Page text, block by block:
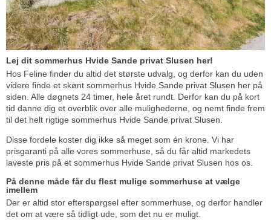
Lej dit sommerhus Hvide Sande privat Slusen her!
Hos Feline finder du altid det største udvalg, og derfor kan du uden
videre finde et skønt sommerhus Hvide Sande privat Slusen her på
siden. Alle døgnets 24 timer, hele året rundt. Derfor kan du på kort
tid danne dig et overblik over alle mulighederne, og nemt finde frem
til det helt rigtige sommerhus Hvide Sande privat Slusen.
Disse fordele koster dig ikke så meget som én krone. Vi har
prisgaranti på alle vores sommerhuse, så du får altid markedets
laveste pris på et sommerhus Hvide Sande privat Slusen hos os.
På denne måde får du flest mulige sommerhuse at vælge
imellem
Der er altid stor efterspørgsel efter sommerhuse, og derfor handler
det om at være så tidligt ude, som det nu er muligt.